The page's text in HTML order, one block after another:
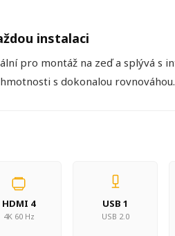
instalaci
pro montáž na zeď a splývá s
s dokonalou rovnováhou.
HDMI 4
4K 60 Hz
USB 1
USB 2.0